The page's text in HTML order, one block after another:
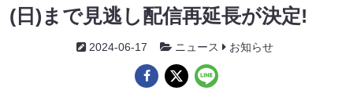
(日)まで見逃し配信再延長が決定!
2024-06-17 ニュース お知らせ